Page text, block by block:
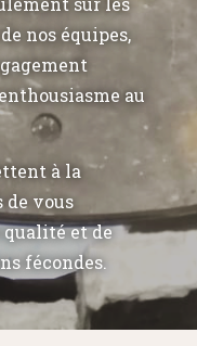
nos équipes,
au
à la
de vous
qualité et de
fécondes.